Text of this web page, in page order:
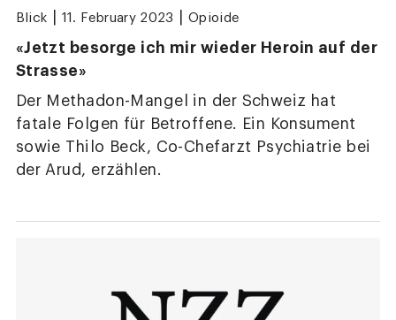
Blick 11. February 2023 Opioide
«Jetzt besorge ich mir wieder Heroin auf der
Strasse»
Der Methadon-Mangel in der Schweiz hat
fatale Folgen für Betroffene. Ein Konsument
sowie Thilo Beck, Co-Chefarzt Psychiatrie bei
der Arud, erzählen.